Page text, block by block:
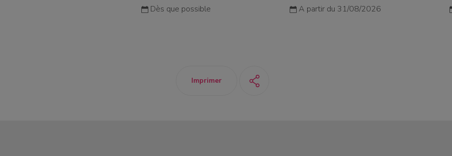
Dès que possible A partir du 31/08/2026
Imprimer